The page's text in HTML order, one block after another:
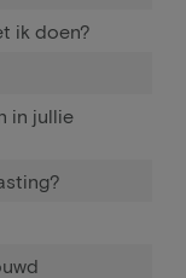
ik doen?
in jullie